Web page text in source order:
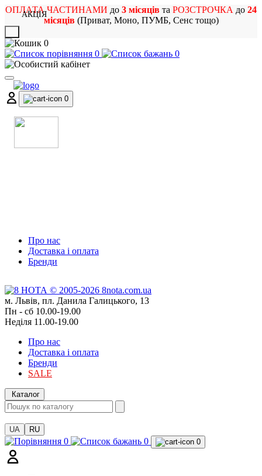
ОПЛАТА ЧАСТИНАМИ до 3 місяців та РОЗСТРОЧКА до 24
місяців(Приват, Моно, ПУМБ, Сенс тощо)
0
0
0
0
Про нас
Доставка і оплата
Бренди
м. Львів, пл. Данила Галицького, 13
Пн - сб 10.00-19.00
Неділя 11.00-19.00
Про нас
Доставка і оплата
Бренди
SALE
Каталог
UA RU
0 0 0
АКЦІЯ